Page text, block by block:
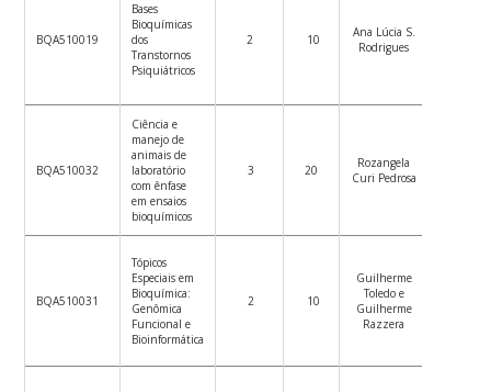
BQA510019
Bases
Bioquímicas
dos
Transtornos
Psiquiátricos
2 10
Ana Lúcia S.
Rodrigues
BQA510032
Ciência e
manejo de
animais de
laboratório
com ênfase
em ensaios
bioquímicos
3 20
Rozangela
Curi Pedrosa
BQA510031
Tópicos
Especiais em
Bioquímica:
Genômica
Funcional e
Bioinformática
2 10
Guilherme
Toledo e
Guilherme
Razzera